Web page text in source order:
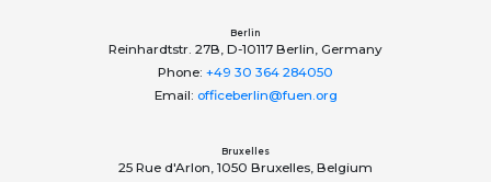
Berlin
Reinhardtstr. 27B, D-10117 Berlin, Germany
Phone: +49 30 364 284050
Email: officeberlin@fuen.org
Bruxelles
25 Rue d'Arlon, 1050 Bruxelles, Belgium